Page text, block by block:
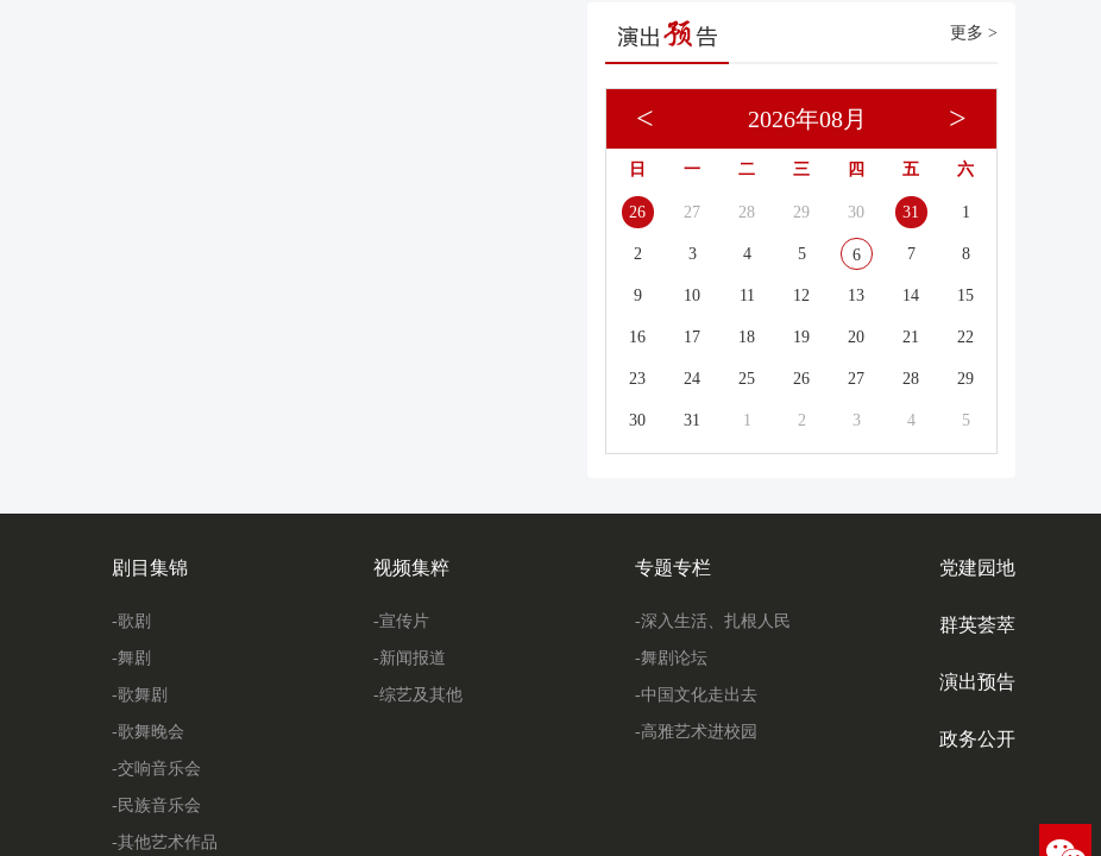
更多 >
2026年08月
< >
日 一 二 三 四 五 六
26 27 28 29 30 31 1
2 3 4 5 6 7 8
9 10 11 12 13 14 15
16 17 18 19 20 21 22
23 24 25 26 27 28 29
30 31 1 2 3 4 5
剧目集锦
-歌剧
-舞剧
-歌舞剧
-歌舞晚会
-交响音乐会
-民族音乐会
-其他艺术作品
视频集粹
-宣传片
-新闻报道
-综艺及其他
专题专栏
-深入生活、扎根人民
-舞剧论坛
-中国文化走出去
-高雅艺术进校园
党建园地
群英荟萃
演出预告
政务公开